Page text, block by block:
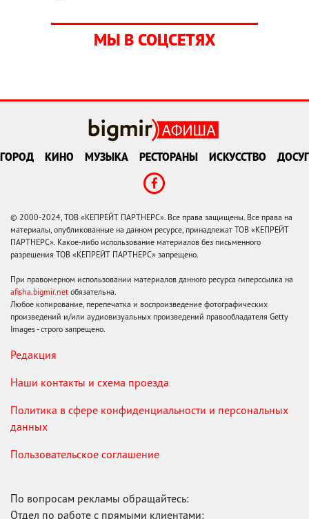
МЫ В СОЦСЕТЯХ
ГОРОД КИНО МУЗЫКА РЕСТОРАНЫ ИСКУССТВО ДОСУГ
© 2000-2024, ТОВ «КЕПРЕЙТ ПАРТНЕРС». Все права защищены. Все права на
материалы, опубликованные на данном ресурсе, принадлежат ТОВ «КЕПРЕЙТ
ПАРТНЕРС». Какое-либо использование материалов без письменного
разрешения ТОВ «КЕПРЕЙТ ПАРТНЕРС» запрещено.
При правомерном использовании материалов данного ресурса гиперссылка на
afisha.bigmir.net обязательна.
Любое копирование, перепечатка и воспроизведение фотографических
произведений и/или аудиовизуальных произведений правообладателя Getty
Images - строго запрещено.
Редакция
Наши контакты и схема проезда
Политика в сфере конфиденциальности и персональных
данных
Пользовательское соглашение
По вопросам рекламы обращайтесь:
Отдел по работе с прямыми клиентами: